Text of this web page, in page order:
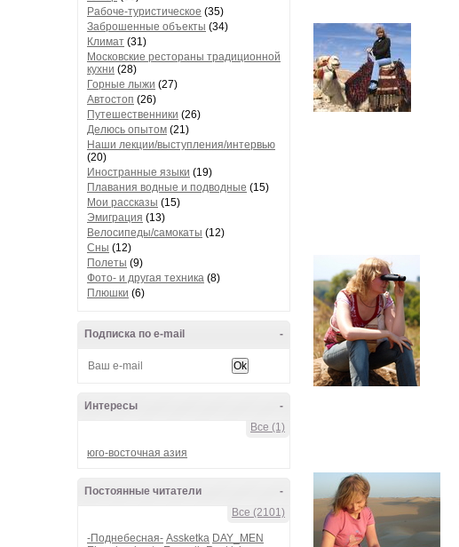
Рабоче-туристическое (35)
Заброшенные объекты (34)
Климат (31)
Московские рестораны традиционной
кухни (28)
Горные лыжи (27)
Автостоп (26)
Путешественники (26)
Делюсь опытом (21)
Наши лекции/выступления/интервью
(20)
Иностранные языки (19)
Плавания водные и подводные (15)
Мои рассказы (15)
Эмиграция (13)
Велосипеды/самокаты (12)
Сны (12)
Полеты (9)
Фото- и другая техника (8)
Плюшки (6)
-
Подписка по e-mail
-
Интересы
Все (1)
юго-восточная азия
-
Постоянные читатели
Все (2101)
-Поднебесная- Assketka DAY_MEN